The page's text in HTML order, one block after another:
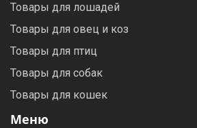
Товары для лошадей
Товары для овец и коз
Товары для птиц
Товары для собак
Товары для кошек
Меню